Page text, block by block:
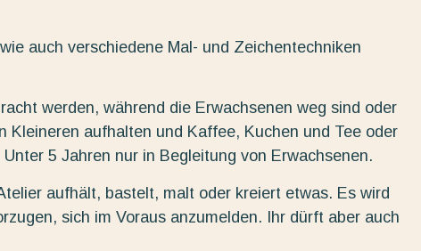
auch verschiedene Mal- und Zeichentechniken
werden, während die Erwachsenen weg sind oder
Kleineren aufhalten und Kaffee, Kuchen und Tee oder
5 Jahren nur in Begleitung von Erwachsenen.
aufhält, bastelt, malt oder kreiert etwas. Es wird
sich im Voraus anzumelden. Ihr dürft aber auch